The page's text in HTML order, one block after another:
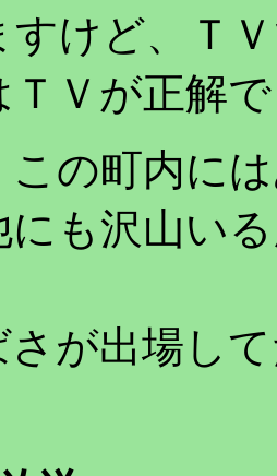
すけど、Ｔ
ＴＶが正解
の町内に
にも沢山い
が出場し